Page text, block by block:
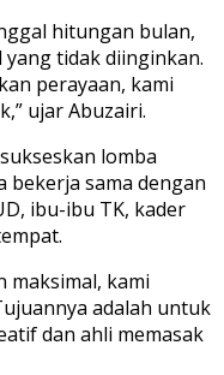
hitungan bulan,
tidak diinginkan.
perayaan, kami
ujar Abuzairi.
lomba
bekerja sama dengan
ibu-ibu TK, kader
maksimal, kami
adalah untuk
dan ahli memasak